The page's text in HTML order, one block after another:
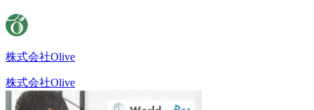
株式会社Olive
株式会社Olive